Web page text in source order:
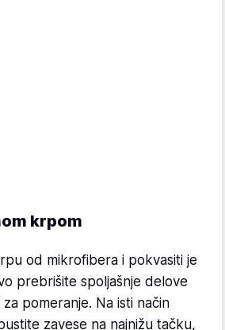
krpom
od mikrofibera i pokvasiti je
prebrišite spoljašnje delove
za pomeranje. Na isti način
zavese na najnižu tačku,